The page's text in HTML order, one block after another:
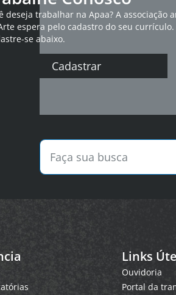
deseja trabalhar na Apaa? A associação
espera pelo cadastro do seu currículo.
se abaixo.
Cadastrar
Links
Ouvidoria
Portal da